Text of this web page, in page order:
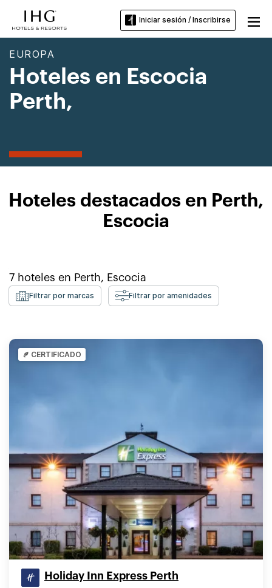
Iniciar sesión / Inscribirse
EUROPA
Hoteles en Escocia
Perth,
Hoteles destacados en Perth,
Escocia
7 hoteles en Perth, Escocia
Filtrar por marcas Filtrar por amenidades
CERTIFICADO
Holiday Inn Express Perth